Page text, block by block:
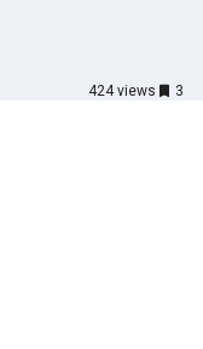
424 views 3